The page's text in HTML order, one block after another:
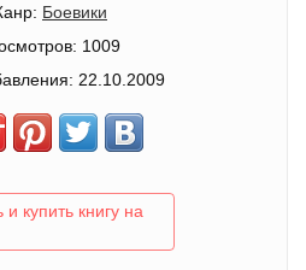
Боевики
1009
22.10.2009
и купить книгу на